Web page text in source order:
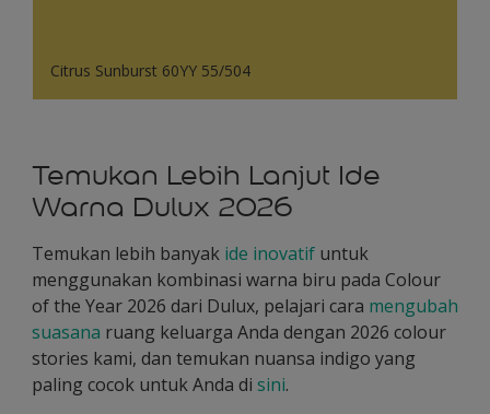
Citrus Sunburst 60YY 55/504
Temukan Lebih Lanjut Ide
Warna Dulux 2026
Temukan lebih banyak ide inovatif untuk
menggunakan kombinasi warna biru pada Colour
of the Year 2026 dari Dulux, pelajari cara mengubah
suasana ruang keluarga Anda dengan 2026 colour
stories kami, dan temukan nuansa indigo yang
paling cocok untuk Anda di sini.